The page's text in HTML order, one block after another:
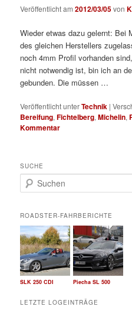
Veröffentlicht am2012/03/05von
Wieder etwas dazu gelernt: Bei
des gleichen Herstellers
noch 4mm Profil vorhanden
nicht notwendig ist, bin ich an
gebunden. Die müssen …
Veröffentlicht unterTechnik |
Bereifung,Fichtelberg,Michelin,
Kommentar
SUCHE
u
h
e
n
ROADSTER-FAHRBERICHTE
SLK 250 CDI Piecha SL 500
LETZTE LOGEINTRÄGE